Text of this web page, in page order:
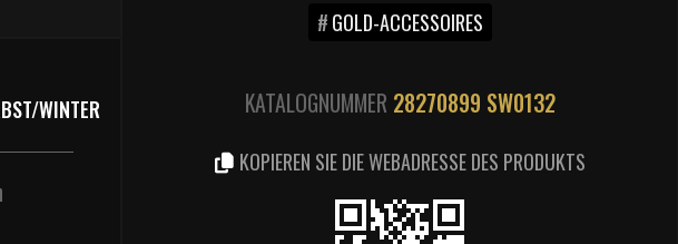
WINTER
GOLD-ACCESSOIRES
KATALOGNUMMER 28270899 SW0132
KOPIEREN SIE DIE WEBADRESSE DES PRODUKTS